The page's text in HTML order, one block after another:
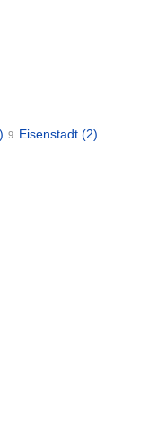
9. Eisenstadt (2)